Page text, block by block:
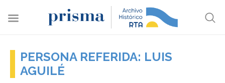
PERSONA REFERIDA: LUIS
AGUILÉ